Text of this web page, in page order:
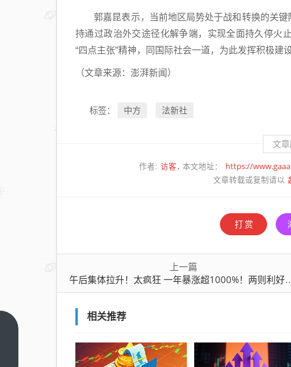
郭嘉昆表示，当前地区局势处于战和转换的关键
持通过政治外交途径化解争端，实现全面持久停火
“四点主张”精神，同国际社会一道，为此发挥积极建
（文章来源：澎湃新闻）
标签： 中方 法新社
文
作者: 访客 本文地址： https://
文章转载或复制请以
打赏
上一篇
午后集体拉升！太疯狂 一年暴涨超1000%！两则利好突袭！
相关推荐